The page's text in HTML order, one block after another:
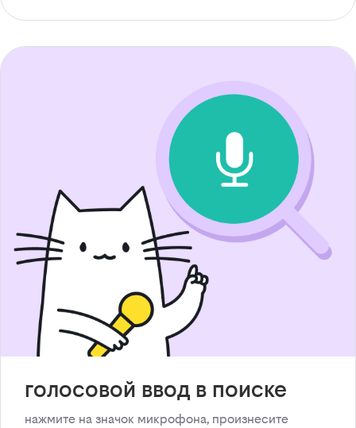
голосовой ввод в поиске
нажмите на значок микрофона, произнесите